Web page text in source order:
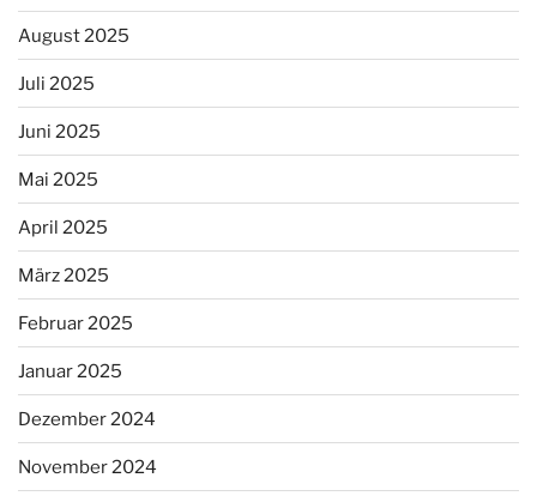
August 2025
Juli 2025
Juni 2025
Mai 2025
April 2025
März 2025
Februar 2025
Januar 2025
Dezember 2024
November 2024